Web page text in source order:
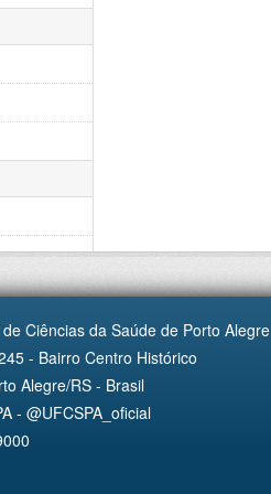
Ciências da Saúde de Porto Alegre
- Bairro Centro Histórico
Alegre/RS - Brasil
- @UFCSPA_oficial